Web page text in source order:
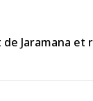
Jaramana et